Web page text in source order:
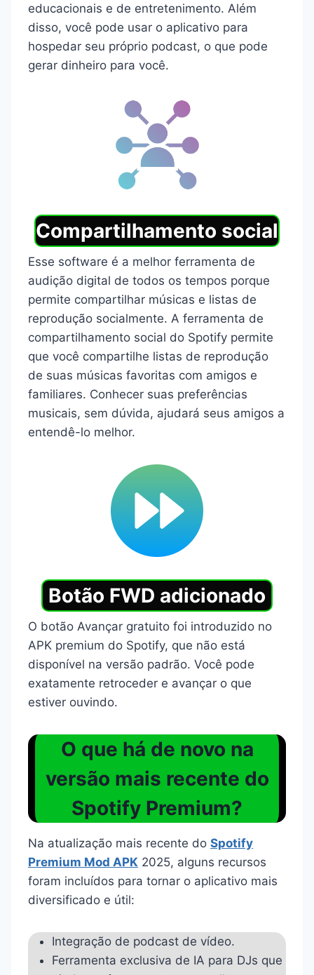
educacionais e de entretenimento. Além
disso, você pode usar o aplicativo para
hospedar seu próprio podcast, o que pode
gerar dinheiro para você.
Compartilhamento social
Esse software é a melhor ferramenta de
audição digital de todos os tempos porque
permite compartilhar músicas e listas de
reprodução socialmente. A ferramenta de
compartilhamento social do Spotify permite
que você compartilhe listas de reprodução
de suas músicas favoritas com amigos e
familiares. Conhecer suas preferências
musicais, sem dúvida, ajudará seus amigos a
entendê-lo melhor.
Botão FWD adicionado
O botão Avançar gratuito foi introduzido no
APK premium do Spotify, que não está
disponível na versão padrão. Você pode
exatamente retroceder e avançar o que
estiver ouvindo.
O que há de novo na
versão mais recente do
Spotify Premium?
Na atualização mais recente do Spotify
Premium Mod APK 2025, alguns recursos
foram incluídos para tornar o aplicativo mais
diversificado e útil:
Integração de podcast de vídeo.
Ferramenta exclusiva de IA para DJs que